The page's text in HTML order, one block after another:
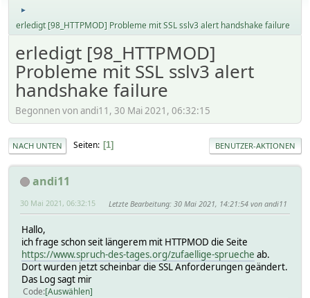
►
erledigt [98_HTTPMOD] Probleme mit SSL sslv3 alert handshake failure
erledigt [98_HTTPMOD]
Probleme mit SSL sslv3 alert
handshake failure
Begonnen von andi11, 30 Mai 2021, 06:32:15
NACH UNTEN Seiten 1 BENUTZER-AKTIONEN
andi11
30 Mai 2021, 06:32:15 Letzte Bearbeitung: 30 Mai 2021, 14:21:54 von andi11
Hallo,
ich frage schon seit längerem mit HTTPMOD die Seite
https://www.spruch-des-tages.org/zufaellige-sprueche ab.
Dort wurden jetzt scheinbar die SSL Anforderungen geändert.
Das Log sagt mir
Code Auswählen